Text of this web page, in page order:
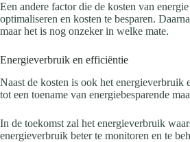
Een andere factor die de kosten van
optimaliseren en kosten te besparen.
maar het is nog onzeker in welke mate.
Energieverbruik en efficiëntie
Naast de kosten is ook het
tot een toename van energiebesparende
In de toekomst zal het energieverbruik
energieverbruik beter te monitoren en te